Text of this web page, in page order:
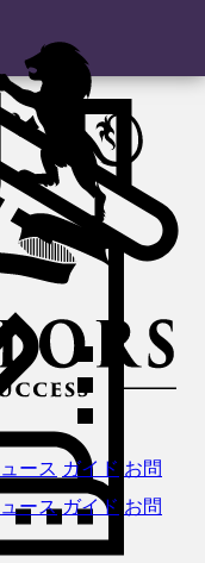
ース ガイド お問
ース ガイド お問